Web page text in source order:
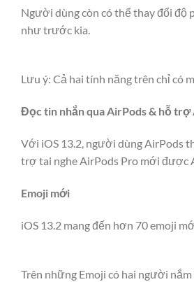
Người dùng còn có thể thay đổi độ
như trước kia.
Lưu ý: Cả hai tính năng trên chỉ có
Đọc tin nhắn qua AirPods & hỗ trợ
Với iOS 13.2, người dùng AirPods
trợ tai nghe AirPods Pro mới được
Emoji mới
iOS 13.2 mang đến hơn 70 emoji
Trên những Emoji có hai người